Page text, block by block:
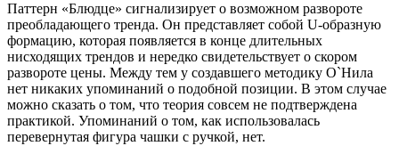
Паттерн «Блюдце» сигнализирует о возможном развороте
преобладающего тренда. Он представляет собой U-образную
формацию, которая появляется в конце длительных
нисходящих трендов и нередко свидетельствует о скором
развороте цены. Между тем у создавшего методику О`Нила
нет никаких упоминаний о подобной позиции. В этом случае
можно сказать о том, что теория совсем не подтверждена
практикой. Упоминаний о том, как использовалась
перевернутая фигура чашки с ручкой, нет.